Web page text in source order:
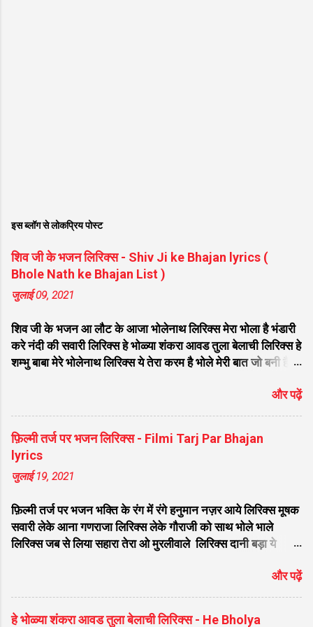
इस ब्लॉग से लोकप्रिय पोस्ट
शिव जी के भजन लिरिक्स - Shiv Ji ke Bhajan lyrics (
Bhole Nath ke Bhajan List )
जुलाई 09, 2021
शिव जी के भजन आ लौट के आजा भोलेनाथ लिरिक्स मेरा भोला है भंडारी
करे नंदी की सवारी लिरिक्स हे भोळ्या शंकरा आवड तुला बेलाची लिरिक्स हे
शम्भु बाबा मेरे भोलेनाथ लिरिक्स ये तेरा करम है भोले मेरी बात जो बनी है
गुलशन सा मेरे भोलेनाथ आये है लिरिक्स नगर में जोगी आया भेद कोई
समझ ना पाया लिरिक्स शिवजी तेरे द्वार हम भी आयेंगे लिरिक्स सांसो की
माला पे सिमरु मै शिव का नाम लिरिक्स डम डम डमरू बजाना होगा भोले
मेरी कुटिया में आना होगा लिरिक्स मेरे भोले से भोले बाबा लिरिक्स भोलेनाथ
का चेला लिरिक्स भोले चेला बना लेना लिरिक्स सिर पे विराजे गंगा की धार
लिरिक्स महादेवा - Mahadeva Hansraj Raghuwanshi लिरिक्स
ऐसा डमरू बजाया भोलेनाथ ने लिरिक्स शिव शंकर औघड दानी बम भोला
लिरिक्स शिव कैलाशों के वासी शंकर संकट हरना लि...
और पढ़ें
फ़िल्मी तर्ज पर भजन लिरिक्स - Filmi Tarj Par Bhajan
lyrics
जुलाई 19, 2021
फ़िल्मी तर्ज पर भजन भक्ति के रंग में रंगे हनुमान नज़र आये लिरिक्स मूषक
सवारी लेके आना गणराजा लिरिक्स लेके गौराजी को साथ भोले भाले
लिरिक्स जब से लिया सहारा तेरा ओ मुरलीवाले लिरिक्स दानी बड़ा ये
समंदर लांघ के हनुमत लंका नगरी आ गए लिरिक्स वतन के सिवा कुछ ना
चाहत करेंगे लिरिक्स मेरे साँवरे तेरे बिन जी ना लग लिरिक्स मिला दो अरे
द्वारपालों मेरे घनश्याम से तुम मिला दो लिरिक्स मेरे सांवरे तुझ बिन नहीं जग
और पढ़ें
हे भोळ्या शंकरा आवड तुला बेलाची लिरिक्स - He Bholya